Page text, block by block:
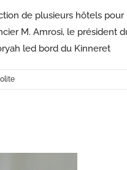
de plusieurs hôtels
M. Amrosi, le président
led bord du Kinneret